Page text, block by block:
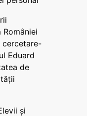
cercetare-
Eduard
de
și